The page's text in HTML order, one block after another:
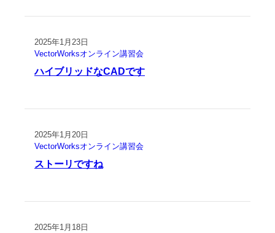
2025年1月23日
VectorWorksオンライン講習会
ハイブリッドなCADです
2025年1月20日
VectorWorksオンライン講習会
ストーリですね
2025年1月18日